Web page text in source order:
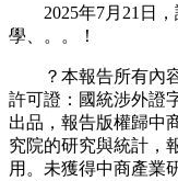
2025年7月21日，
學、。。！
？本報告所有內容
許可證：國統涉外證
出品，報告版權歸中
究院的研究與統計，
用。未獲得中商產業